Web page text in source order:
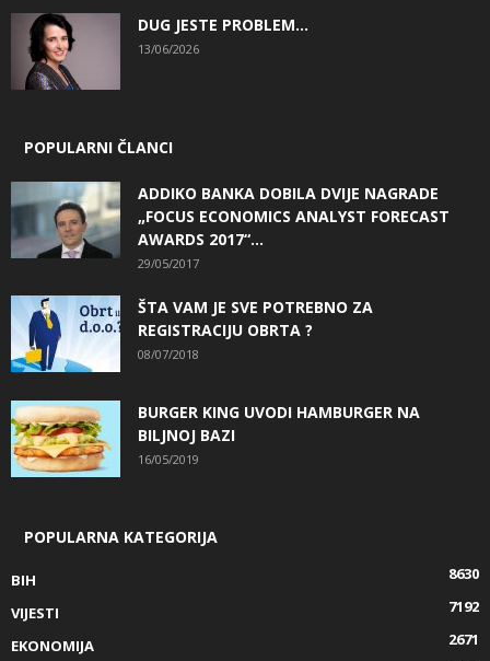
DUG JESTE PROBLEM…
13/06/2026
POPULARNI ČLANCI
ADDIKO BANKA DOBILA DVIJE NAGRADE
„FOCUS ECONOMICS ANALYST FORECAST
AWARDS 2017“...
29/05/2017
ŠTA VAM JE SVE POTREBNO ZA
REGISTRACIJU OBRTA ?
08/07/2018
BURGER KING UVODI HAMBURGER NA
BILJNOJ BAZI
16/05/2019
POPULARNA KATEGORIJA
BIH
8630
VIJESTI
7192
EKONOMIJA
2671